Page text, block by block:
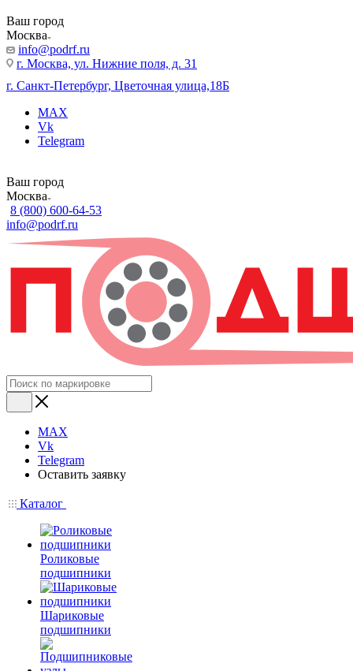
Ваш город
Москва
info@podrf.ru
г. Москва, ул. Нижние поля, д. 31
г. Санкт-Петербург, Цветочная улица,18Б
MAX
Vk
Telegram
Ваш город
Москва
8 (800) 600-64-53
info@podrf.ru
MAX
Vk
Telegram
Оставить заявку
Каталог
Роликовые
подшипники
Шариковые
подшипники